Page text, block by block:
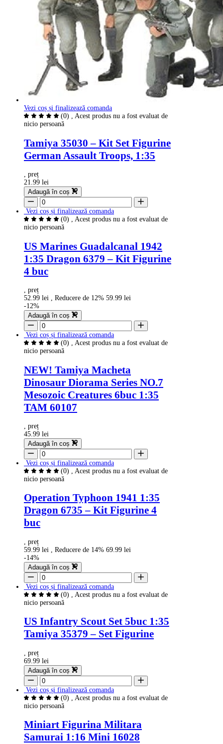
Vezi coș și finalizează comanda
(0) , Acest produs nu a fost evaluat de
nicio persoană
Tamiya 35030 – Kit Set Figurine
German Assault Troops, 1:35
, preț
21.99 lei
Adaugă în coș
Vezi coș și finalizează comanda
(0) , Acest produs nu a fost evaluat de
nicio persoană
US Marines Guadalcanal 1942
1:35 Dragon 6379 – Kit Figurine
4 buc
, preț
52.99 lei , Reducere de 12% 59.99 lei
-12%
Adaugă în coș
Vezi coș și finalizează comanda
(0) , Acest produs nu a fost evaluat de
nicio persoană
NEW! Tamiya Macheta
Dinosaur Diorama Series NO.7
Mesozoic Creatures 6buc 1:35
TAM 60107
, preț
45.99 lei
Adaugă în coș
Vezi coș și finalizează comanda
(0)
, Acest produs nu a fost evaluat de
nicio persoană
Operation Typhoon 1941 1:35
Dragon 6735 – Kit Figurine 4
buc
, preț
59.99 lei
, Reducere de 14% 69.99 lei
-14%
Adaugă în coș
Vezi coș și finalizează comanda
(0)
, Acest produs nu a fost evaluat de
nicio persoană
US Infantry Scout Set 5buc 1:35
Tamiya 35379 – Set Figurine
, preț
69.99 lei
Adaugă în coș
Vezi coș și finalizează comanda
(0)
, Acest produs nu a fost evaluat de
nicio persoană
Miniart Figurina Militara
Samurai 1:16 Mini 16028